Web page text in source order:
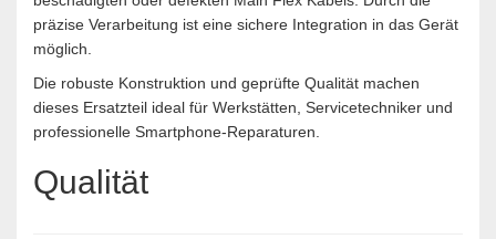
präzise Verarbeitung ist eine sichere Integration in das Gerät
möglich.
Die robuste Konstruktion und geprüfte Qualität machen
dieses Ersatzteil ideal für Werkstätten, Servicetechniker und
professionelle Smartphone-Reparaturen.
Qualität